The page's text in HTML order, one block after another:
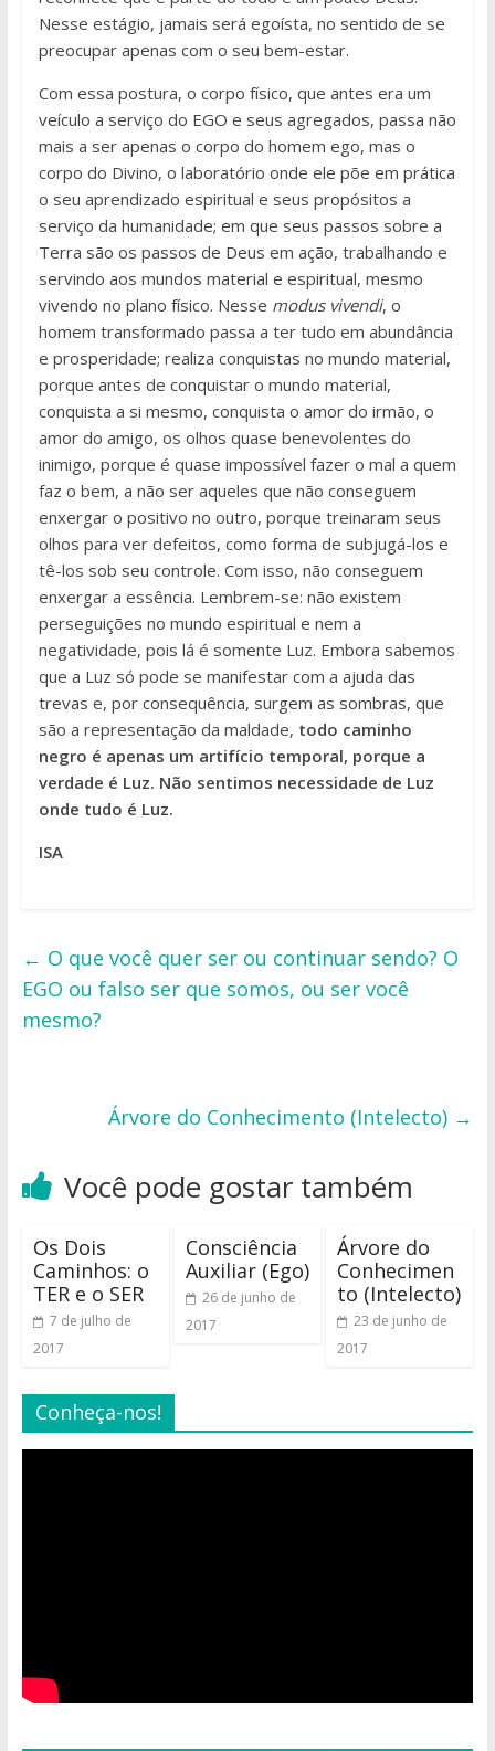
Nesse estágio, jamais será egoísta, no sentido de se
preocupar apenas com o seu bem-estar.
Com essa postura, o corpo físico, que antes era um
veículo a serviço do EGO e seus agregados, passa não
mais a ser apenas o corpo do homem ego, mas o
corpo do Divino, o laboratório onde ele põe em prática
o seu aprendizado espiritual e seus propósitos a
serviço da humanidade; em que seus passos sobre a
Terra são os passos de Deus em ação, trabalhando e
servindo aos mundos material e espiritual, mesmo
vivendo no plano físico. Nesse modus vivendi, o
homem transformado passa a ter tudo em abundância
e prosperidade; realiza conquistas no mundo material,
porque antes de conquistar o mundo material,
conquista a si mesmo, conquista o amor do irmão, o
amor do amigo, os olhos quase benevolentes do
inimigo, porque é quase impossível fazer o mal a quem
faz o bem, a não ser aqueles que não conseguem
enxergar o positivo no outro, porque treinaram seus
olhos para ver defeitos, como forma de subjugá-los e
tê-los sob seu controle. Com isso, não conseguem
enxergar a essência. Lembrem-se: não existem
perseguições no mundo espiritual e nem a
negatividade, pois lá é somente Luz. Embora sabemos
que a Luz só pode se manifestar com a ajuda das
trevas e, por consequência, surgem as sombras, que
são a representação da maldade, todo caminho
negro é apenas um artifício temporal, porque a
verdade é Luz. Não sentimos necessidade de Luz
onde tudo é Luz.
ISA
← O que você quer ser ou continuar sendo? O
EGO ou falso ser que somos, ou ser você
mesmo?
Árvore do Conhecimento (Intelecto) →
Você pode gostar também
Os Dois
Caminhos: o
TER e o SER
7 de julho de
2017
Consciência
Auxiliar (Ego)
26 de junho de
2017
Árvore do
Conhecimen
to (Intelecto)
23 de junho de
2017
Conheça-nos!